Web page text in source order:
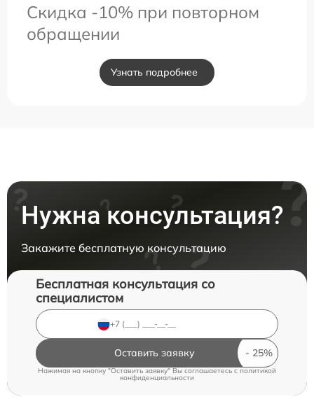
Скидка -10% при повторном
обращении
Узнать подробнее
Нужна консультация?
Закажите бесплатную консультацию
Бесплатная консультация со
специалистом
Оставить заявку
Нажимая на кнопку "Оставить заявку" Вы соглашаетесь cполитикой
конфиденциальности